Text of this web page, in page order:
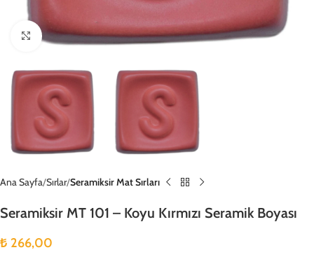
Büyütmek için tıklayın
Ana Sayfa Sırlar Seramiksir Mat Sırları
Seramiksir MT 101 – Koyu Kırmızı Seramik Boyası
₺ 266,00